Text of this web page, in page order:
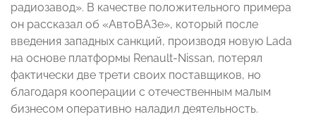
радиозавод». В качестве положительного примера
он рассказал об «АвтоВАЗе», который после
введения западных санкций, производя новую Lada
на основе платформы Renault-Nissan, потерял
фактически две трети своих поставщиков, но
благодаря кооперации с отечественным малым
бизнесом оперативно наладил деятельность.